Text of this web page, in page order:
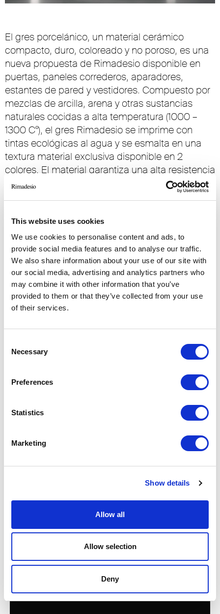
This website uses cookies
We use cookies to personalise content and ads, to
provide social media features and to analyse our traffic.
We also share information about your use of our site with
our social media, advertising and analytics partners who
may combine it with other information that you’ve
provided to them or that they’ve collected from your use
of their services.
Selection
Necessary
Preferences
Statistics
Marketing
Show details
Allow all
Allow selection
Deny
El gres porcelánico, un material cerámico
compacto, duro, coloreado y no poroso, es una
nueva propuesta de Rimadesio disponible en
puertas, paneles correderos, aparadores,
estantes de pared y vestidores. Compuesto por
mezclas de arcilla, arena y otras sustancias
naturales cocidas a alta temperatura (1000 –
1300 C°), el gres Rimadesio se imprime con
tintas ecológicas al agua y se esmalta en una
textura material exclusiva disponible en 2
colores. El material garantiza una alta resistencia
a la abrasión y a la rotura, de acuerdo con las
normas internacionales UNI 7697 y UNI 12600.
ARTÍCULOS RELACIONADOS
VIDRIO, UN MATERIAL HI-TECH CON 5.000 AÑOS